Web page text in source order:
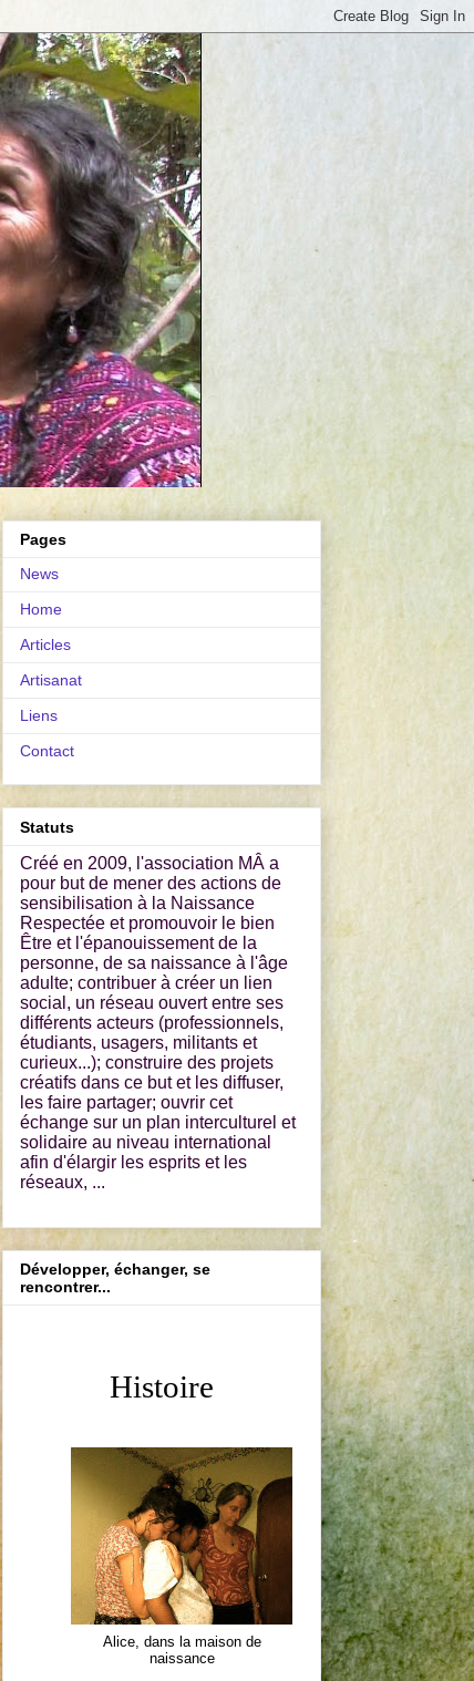
Pages
News
Home
Articles
Artisanat
Liens
Contact
Statuts
Créé en 2009, l'association MÂ a
pour but de mener des actions de
sensibilisation à la Naissance
Respectée et promouvoir le bien
Être et l'épanouissement de la
personne, de sa naissance à l'âge
adulte; contribuer à créer un lien
social, un réseau ouvert entre ses
différents acteurs (professionnels,
étudiants, usagers, militants et
curieux...); construire des projets
créatifs dans ce but et les diffuser,
les faire partager; ouvrir cet
échange sur un plan interculturel et
solidaire au niveau international
afin d'élargir les esprits et les
réseaux, ...
Développer, échanger, se
rencontrer...
Histoire
Alice, dans la maison de
naissance